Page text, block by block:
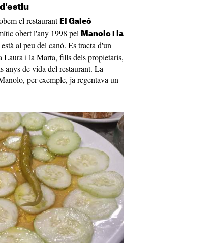
el restaurant El Galeó
obert l'any 1998 pel Manolo i la
al peu del canó. Es tracta d'un
Laura i la Marta, fills dels propietaris,
anys de vida del restaurant. La
per exemple, ja regentava un